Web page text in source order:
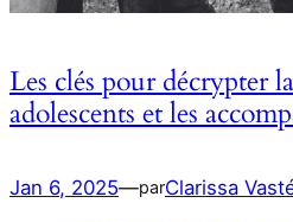
Les clés pour décrypter
adolescents et les
Jan 6, 2025—parClarissa